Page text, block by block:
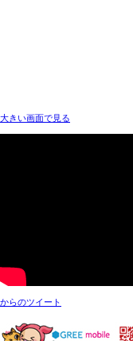
大きい画面で見る
からのツイート